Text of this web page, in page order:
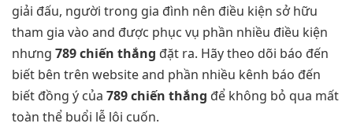
giải đấu, người trong gia đình nên điều kiện sở hữu
tham gia vào and được phục vụ phần nhiều điều kiện
nhưng 789 chiến thắng đặt ra. Hãy theo dõi báo đến
biết bên trên website and phần nhiều kênh báo đến
biết đồng ý của 789 chiến thắng để không bỏ qua mất
toàn thể buổi lễ lôi cuốn.